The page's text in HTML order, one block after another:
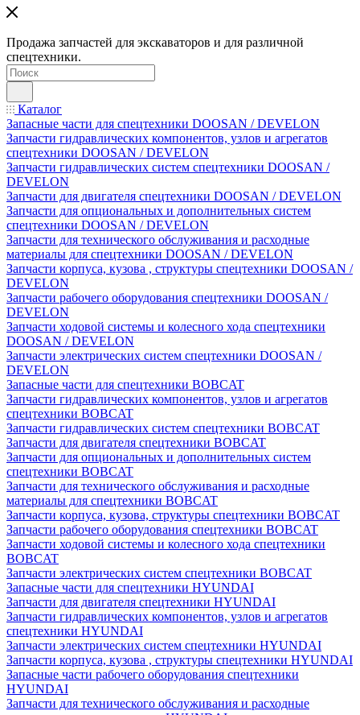
Продажа запчастей для экскаваторов и для различной
спецтехники.
Каталог
Запасные части для спецтехники DOOSAN / DEVELON
Запчасти гидравлических компонентов, узлов и агрегатов
спецтехники DOOSAN / DEVELON
Запчасти гидравлических систем спецтехники DOOSAN /
DEVELON
Запчасти для двигателя спецтехники DOOSAN / DEVELON
Запчасти для опциональных и дополнительных систем
спецтехники DOOSAN / DEVELON
Запчасти для технического обслуживания и расходные
материалы для спецтехники DOOSAN / DEVELON
Запчасти корпуса, кузова , структуры спецтехники DOOSAN /
DEVELON
Запчасти рабочего оборудования спецтехники DOOSAN /
DEVELON
Запчасти ходовой системы и колесного хода спецтехники
DOOSAN / DEVELON
Запчасти электрических систем спецтехники DOOSAN /
DEVELON
Запасные части для спецтехники BOBCAT
Запчасти гидравлических компонентов, узлов и агрегатов
спецтехники BOBCAT
Запчасти гидравлических систем спецтехники BOBCAT
Запчасти для двигателя спецтехники BOBCAT
Запчасти для опциональных и дополнительных систем
спецтехники BOBCAT
Запчасти для технического обслуживания и расходные
материалы для спецтехники BOBCAT
Запчасти корпуса, кузова, структуры спецтехники BOBCAT
Запчасти рабочего оборудования спецтехники BOBCAT
Запчасти ходовой системы и колесного хода спецтехники
BOBCAT
Запчасти электрических систем спецтехники BOBCAT
Запасные части для спецтехники HYUNDAI
Запчасти для двигателя спецтехники HYUNDAI
Запчасти гидравлических компонентов, узлов и агрегатов
спецтехники HYUNDAI
Запчасти электрических систем спецтехники HYUNDAI
Запчасти корпуса, кузова , структуры спецтехники HYUNDAI
Запасные части рабочего оборудования спецтехники
HYUNDAI
Запчасти для технического обслуживания и расходные